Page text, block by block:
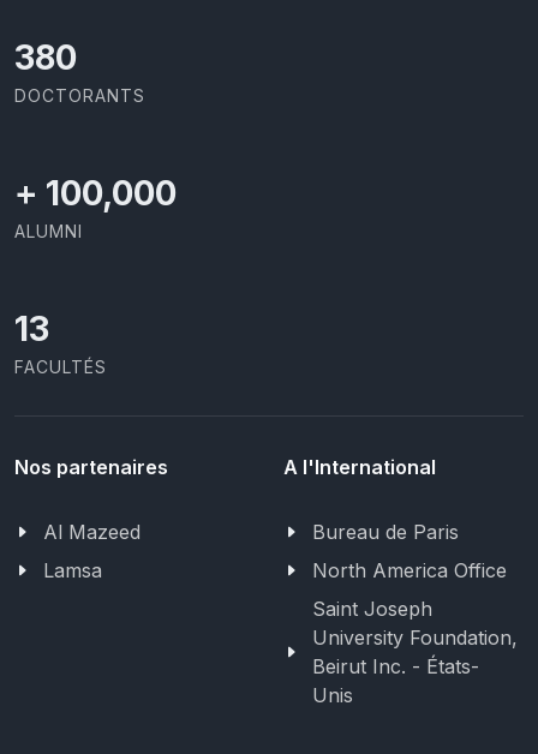
414
DOCTORANTS
+ 100,000
ALUMNI
13
FACULTÉS
Nos partenaires
Al Mazeed
Lamsa
A l'International
Bureau de Paris
North America Office
Saint Joseph
University Foundation,
Beirut Inc. - États-
Unis